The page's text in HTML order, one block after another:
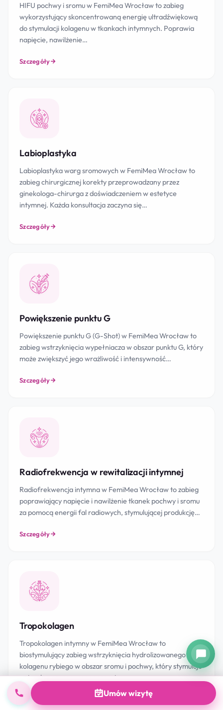
HIFU pochwy i sromu w FemiMea Wrocław to zabieg
wykorzystujący skoncentrowaną energię ultradźwiękową
do stymulacji kolagenu w tkankach intymnych. Poprawia
napięcie, nawilżenie…
Szczegóły
Labioplastyka
Labioplastyka warg sromowych w FemiMea Wrocław to
zabieg chirurgicznej korekty przeprowadzany przez
ginekologa-chirurga z doświadczeniem w estetyce
intymnej. Każda konsultacja zaczyna się…
Szczegóły
Powiększenie punktu G
Powiększenie punktu G (G-Shot) w FemiMea Wrocław to
zabieg wstrzyknięcia wypełniacza w obszar punktu G, który
może zwiększyć jego wrażliwość i intensywność…
Szczegóły
Radiofrekwencja w rewitalizacji intymnej
Radiofrekwencja intymna w FemiMea Wrocław to zabieg
poprawiający napięcie i nawilżenie tkanek pochwy i sromu
za pomocą energii fal radiowych, stymulującej produkcję…
Szczegóły
Tropokolagen
Tropokolagen intymny w FemiMea Wrocław to
biostymulujący zabieg wstrzyknięcia hydrolizowanego
kolagenu rybiego w obszar sromu i pochwy, który stymuluje
naturalne procesy regeneracyjne…
Szczegóły
Umów wizytę